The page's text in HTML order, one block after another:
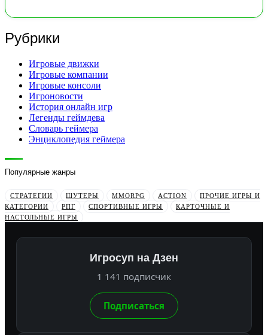
Рубрики
Игровые движки
Игровые компании
Игровые консоли
Игроновости
История онлайн игр
Легенды геймдева
Словарь геймера
Энциклопедия геймера
Популярные жанры
СТРАТЕГИИ ШУТЕРЫ MMORPG ACTION
ПРОЧИЕ ИГРЫ И
КАТЕГОРИИ
РПГ СПОРТИВНЫЕ ИГРЫ
КАРТОЧНЫЕ И
НАСТОЛЬНЫЕ ИГРЫ
Игросуп на Дзен
1 141 подписчик
Подписаться